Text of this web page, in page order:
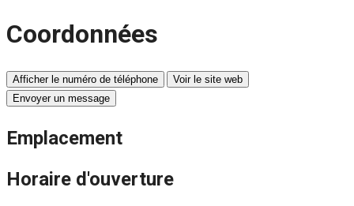
Coordonnées
Afficher le numéro de téléphone
Voir le site web
Envoyer un message
Emplacement
Horaire d'ouverture